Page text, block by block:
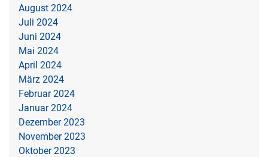
August 2024
Juli 2024
Juni 2024
Mai 2024
April 2024
März 2024
Februar 2024
Januar 2024
Dezember 2023
November 2023
Oktober 2023